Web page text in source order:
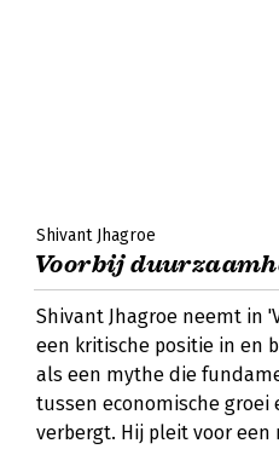
Shivant Jhagroe
Voorbij
Shivant Jhagroe neemt in
een kritische positie in en
als een mythe die
tussen economische groei
verbergt. Hij pleit voor een